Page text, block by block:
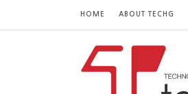
HOME ABOUT TECHG